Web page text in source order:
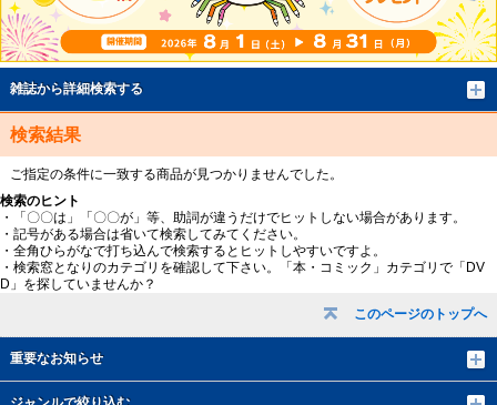
このページのトップへ
重要なお知らせ
雑誌から詳細検索する
検索結果
ご指定の条件に一致する商品が見つかりませんでした。
検索のヒント
・「〇〇は」「〇〇が」等、助詞が違うだけでヒットしない場合があります。
・記号がある場合は省いて検索してみてください。
・全角ひらがなで打ち込んで検索するとヒットしやすいですよ。
・検索窓となりのカテゴリを確認して下さい。「本・コミック」カテゴリで「DV
D」を探していませんか？